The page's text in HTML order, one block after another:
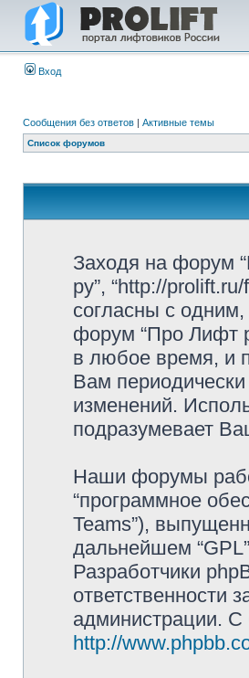
Вход
Сообщения без ответов | Активные темы
Список форумов
Заходя на форум
ру”, “http://
согласны с
форум “Про Лифт
в любое время, и
Вам
изменений.
подразумевает
Наши форумы
“программное
Teams”),
дальнейшем
Разработчики
ответственности
администрации.
http://